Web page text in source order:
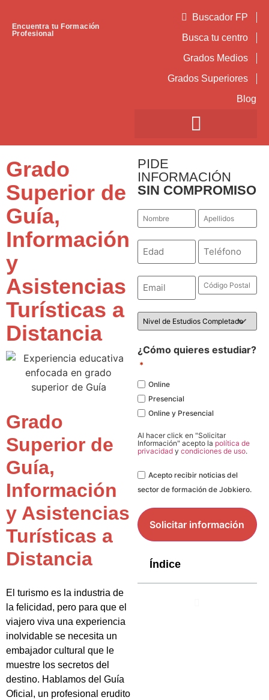
Encuentra tu Formación
Profesional
Buscador FP
Busca tu centro
Grados Medios
Grados Superiores
Blog
Grado
Superior de
Guía,
Información
y
Asistencias
Turísticas a
Distancia
Grado
Superior de
Guía,
Información
y Asistencias
Turísticas a
Distancia
El turismo es la industria de
la felicidad, pero para que el
viajero viva una experiencia
inolvidable se necesita un
embajador cultural que le
muestre los secretos del
destino. Hablamos del Guía
Oficial, un profesional erudito
PIDE
INFORMACIÓN
SIN COMPROMISO
Nombre Apellidos
*
Número Teléfono
Email
Código
Postal
Nivel
de
¿Cómo quieres estudiar?
*
Online
Presencial
Online y Presencial
Al hacer click en "Solicitar
Información" acepto la política de
privacidad y condiciones de uso.
LegalAcepto recibir noticias del
sector de formación de Jobkiero.
Índice